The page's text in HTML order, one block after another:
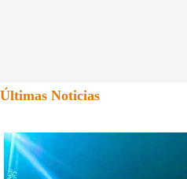
Últimas Noticias